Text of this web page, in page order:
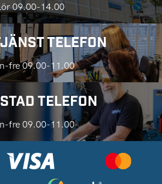
09.00-14.00
TELEFON
fre 09.00-11.00
TELEFON
fre 09.00-11.00